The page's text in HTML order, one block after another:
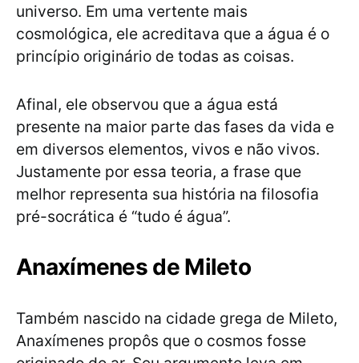
universo. Em uma vertente mais
cosmológica, ele acreditava que a água é o
princípio originário de todas as coisas.
Afinal, ele observou que a água está
presente na maior parte das fases da vida e
em diversos elementos, vivos e não vivos.
Justamente por essa teoria, a frase que
melhor representa sua história na filosofia
pré-socrática é “tudo é água”.
Anaxímenes de Mileto
Também nascido na cidade grega de Mileto,
Anaxímenes propôs que o cosmos fosse